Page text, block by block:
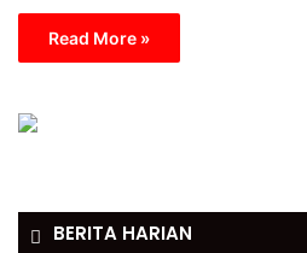
Read More »
BERITA HARIAN